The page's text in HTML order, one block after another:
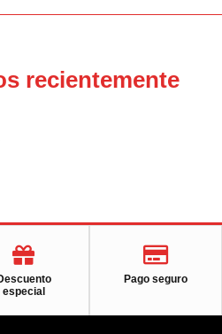
recientemente
especial
Pago seguro